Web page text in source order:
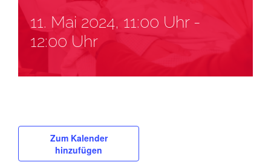
11. Mai 2024, 11:00 Uhr-
12:00 Uhr
Zum Kalender
hinzufügen